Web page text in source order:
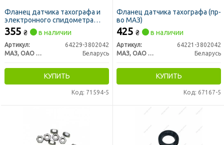
Фланец датчика тахографа и
электронного спидометра
МАЗ
355 ₴ в наличии
Артикул:
64229-3802042
МАЗ, ОАО «Минский автомобильный завод»
Беларусь
КУПИТЬ
Код: 71594-5
Фланец датчика тахографа (пр-
во МАЗ)
425 ₴ в наличии
Артикул:
64221-3802042
МАЗ, ОАО «Минский автомобильный завод»
Беларусь
КУПИТЬ
Код: 67167-5